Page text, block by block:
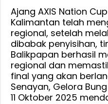
Ajang AXIS Nation
Kalimantan telah
regional, setelah
dibabak penyisihan,
Balikpapan berhasil
regional dan
final yang akan
Senayan, Gelora
11 Oktober 2025